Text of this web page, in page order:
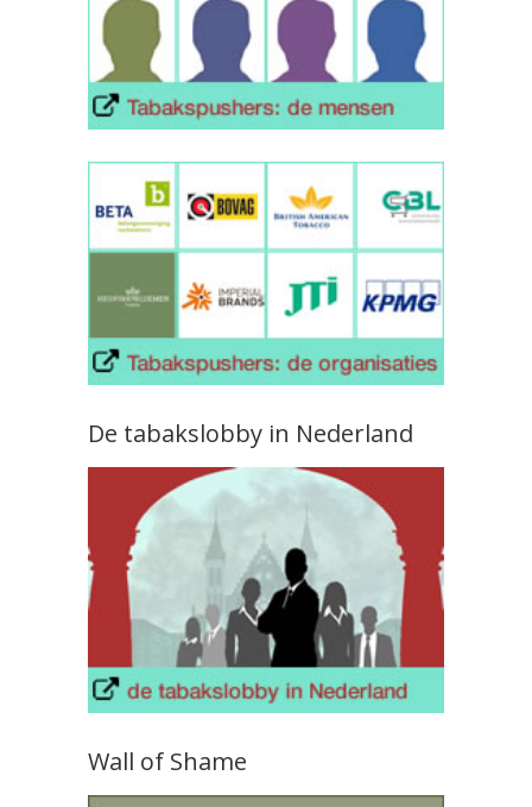
De tabakslobby in Nederland
Wall of Shame